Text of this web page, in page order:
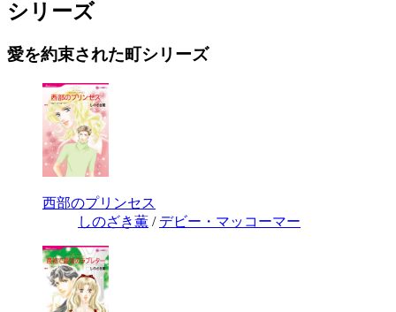
シリーズ
愛を約束された町シリーズ
西部のプリンセス
しのざき薫 / デビー・マッコーマー